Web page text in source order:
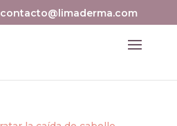
contacto@limaderma.com